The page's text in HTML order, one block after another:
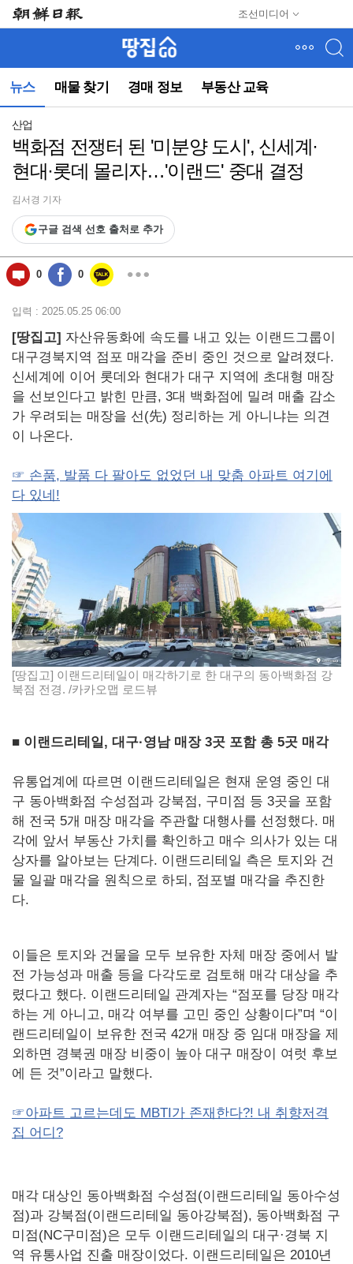
조선미디어
뉴스 매물 찾기 경매 정보 부동산 교육
뉴
(컨
동)
산업
백화점 전쟁터 된 '미분양 도시', 신세계·
현대·롯데 몰리자…'이랜드' 중대 결정
김서경 기자
구글 검색 선호 출처로 추가
0 0
입력 : 2025.05.25 06:00
[땅집고] 자산유동화에 속도를 내고 있는 이랜드그룹이
대구경북지역 점포 매각을 준비 중인 것으로 알려졌다.
신세계에 이어 롯데와 현대가 대구 지역에 초대형 매장
을 선보인다고 밝힌 만큼, 3대 백화점에 밀려 매출 감소
가 우려되는 매장을 선(先) 정리하는 게 아니냐는 의견
이 나온다.
☞ 손품, 발품 다 팔아도 없었던 내 맞춤 아파트 여기에
다 있네!
[땅집고] 이랜드리테일이 매각하기로 한 대구의 동아백화점 강
북점 전경. /카카오맵 로드뷰
■ 이랜드리테일, 대구·영남 매장 3곳 포함 총 5곳 매각
유통업계에 따르면 이랜드리테일은 현재 운영 중인 대
구 동아백화점 수성점과 강북점, 구미점 등 3곳을 포함
해 전국 5개 매장 매각을 주관할 대행사를 선정했다. 매
각에 앞서 부동산 가치를 확인하고 매수 의사가 있는 대
상자를 알아보는 단계다. 이랜드리테일 측은 토지와 건
물 일괄 매각을 원칙으로 하되, 점포별 매각을 추진한
다.
이들은 토지와 건물을 모두 보유한 자체 매장 중에서 발
전 가능성과 매출 등을 다각도로 검토해 매각 대상을 추
렸다고 했다. 이랜드리테일 관계자는 “점포를 당장 매각
하는 게 아니고, 매각 여부를 고민 중인 상황이다”며 “이
랜드리테일이 보유한 전국 42개 매장 중 임대 매장을 제
외하면 경북권 매장 비중이 높아 대구 매장이 여럿 후보
에 든 것”이라고 말했다.
☞아파트 고르는데도 MBTI가 존재한다?! 내 취향저격
집 어디?
매각 대상인 동아백화점 수성점(이랜드리테일 동아수성
점)과 강북점(이랜드리테일 동아강북점), 동아백화점 구
미점(NC구미점)은 모두 이랜드리테일의 대구·경북 지
역 유통사업 진출 매장이었다. 이랜드리테일은 2010년